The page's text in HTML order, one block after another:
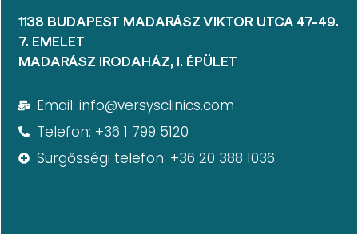
1138 BUDAPEST MADARÁSZ VIKTOR UTCA 47-49.
7. EMELET​
MADARÁSZ IRODAHÁZ, I. ÉPÜLET
Email: info@versysclinics.com
Telefon: +36 1 799 5120
Sürgősségi telefon: +36 20 388 1036